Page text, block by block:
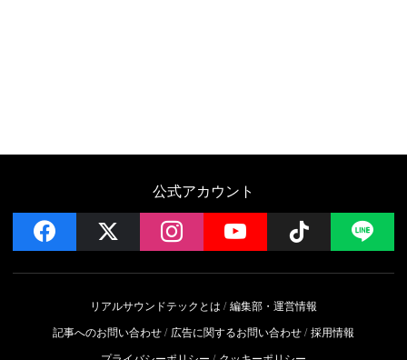
公式アカウント
facebook instagramYouTube Follow
リアルサウンドテックとは
編集部・運営情報
記事へのお問い合わせ
広告に関するお問い合わせ 採用情報